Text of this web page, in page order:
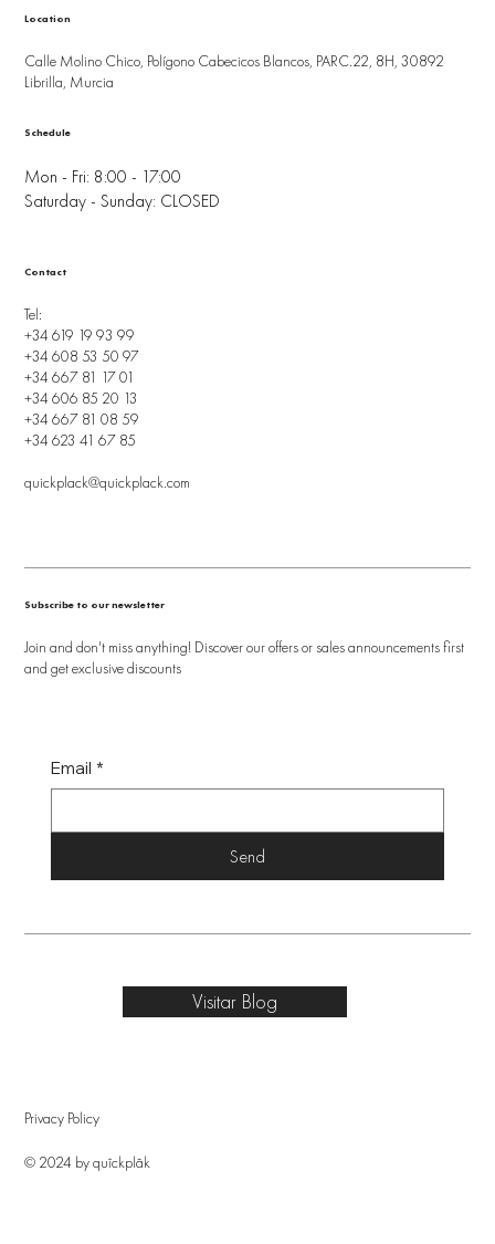
Location
Calle Molino Chico, Polígono Cabecicos Blancos, PARC.22, 8H, 30892
Librilla, Murcia
Mon - Fri: 8:00 - 17:00
Saturday - Sunday: CLOSED
Schedule
Tel:
+34 619 19 93 99
+34 608 53 50 97
+34 667 81 17 01
+34 606 85 20 13
+34 667 81 08 59
+34 623 41 67 85
quickplack@quickplack.com
Contact
Subscribe to our newsletter
Join and don't miss anything! Discover our offers or sales announcements first
and get exclusive discounts
Email *
Send
Privacy Policy
© 2024 by quîckplâk
Visitar Blog